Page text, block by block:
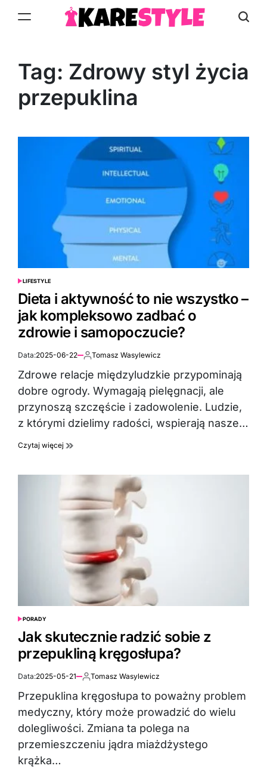
Tag: Zdrowy styl życia
przepuklina
POSTED
IN
LIFESTYLE
Dieta i aktywność to nie wszystko –
jak kompleksowo zadbać o
zdrowie i samopoczucie?
Data:2025-06-22 Autor:
Tomasz Wasylewicz
Zdrowe relacje międzyludzkie przypominają
dobre ogrody. Wymagają pielęgnacji, ale
przynoszą szczęście i zadowolenie. Ludzie,
z którymi dzielimy radości, wspierają nasze…
Czytaj więcej
POSTED
PORADY
Jak skutecznie radzić sobie z
przepukliną kręgosłupa?
Data:2025-05-21 Autor:
Tomasz Wasylewicz
Przepuklina kręgosłupa to poważny problem
medyczny, który może prowadzić do wielu
dolegliwości. Zmiana ta polega na
przemieszczeniu jądra miażdżystego
krążka…